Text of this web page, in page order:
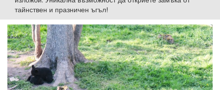
тайнствен и празничен ъгъл!